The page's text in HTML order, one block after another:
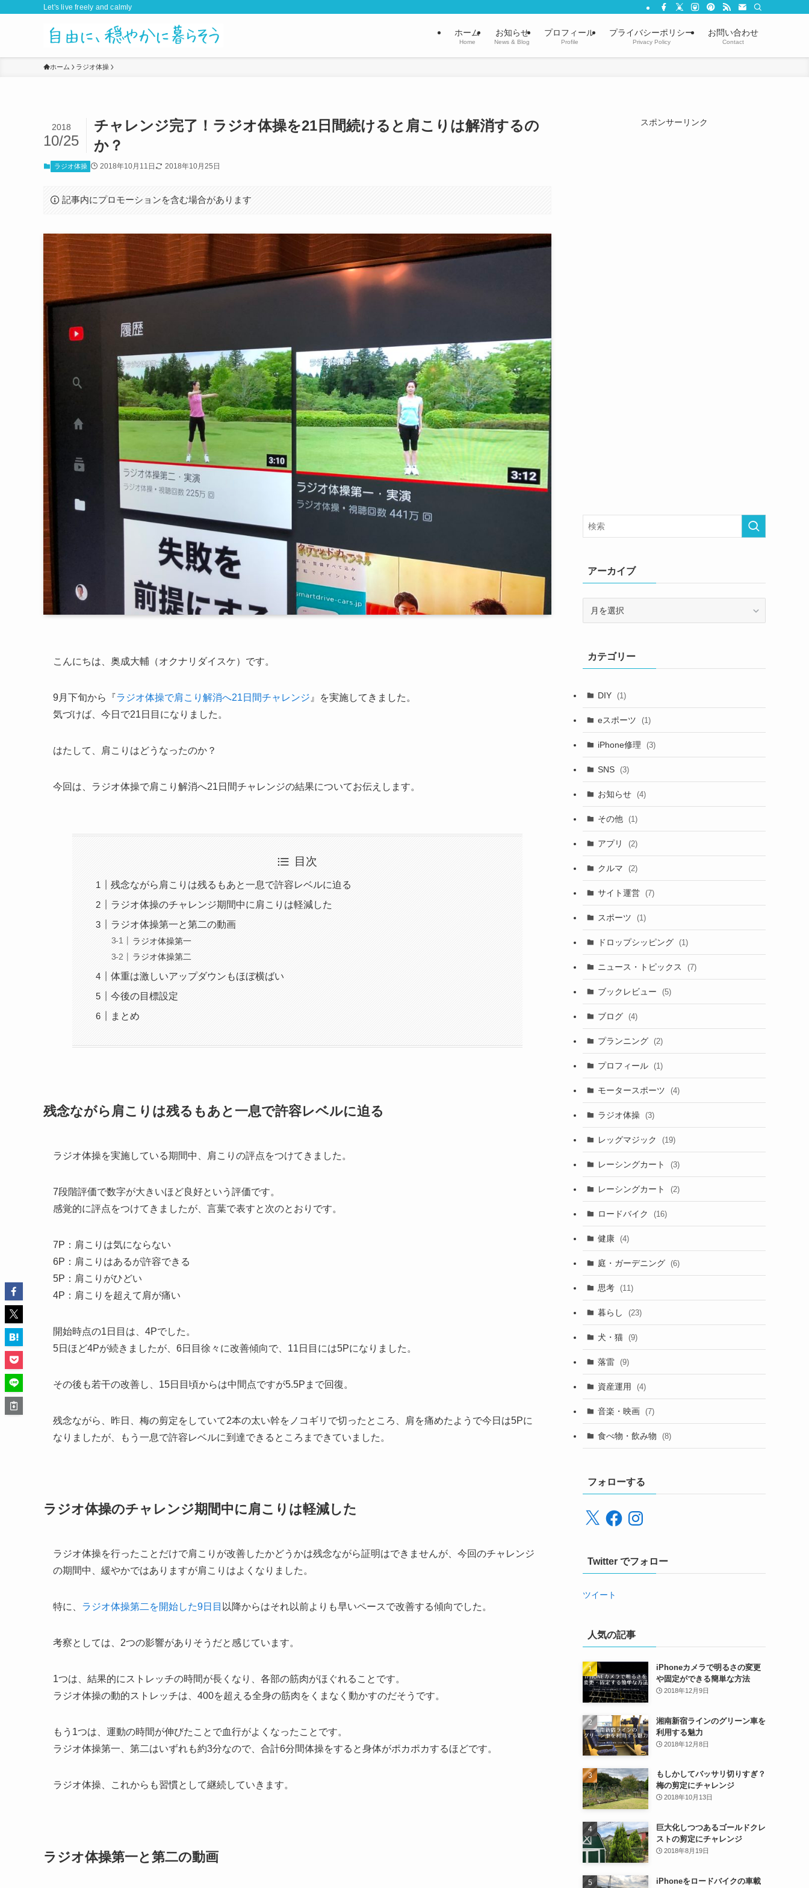
Let's live freely and calmly
ホーム
Home
お知らせ
News & Blog
プロフィール
Profile
プライバシーポリシー
Privacy Policy
お問い合わせ
Contact
ホーム ラジオ体操
チャレンジ完了！ラジオ体操を21日間続けると肩こりは解消するの
か？
2018
10/25
ラジオ体操 2018年10月11日 2018年10月25日
記事内にプロモーションを含む場合があります
こんにちは、奥成大輔（オクナリダイスケ）です。
9月下旬から『ラジオ体操で肩こり解消へ21日間チャレンジ 』を実施してきました。
気づけば、今日で21日目になりました。
はたして、肩こりはどうなったのか？
今回は、ラジオ体操で肩こり解消へ21日間チャレンジの結果についてお伝えします。
目次
残念ながら肩こりは残るもあと一息で許容レベルに迫る
ラジオ体操のチャレンジ期間中に肩こりは軽減した
ラジオ体操第一と第二の動画
ラジオ体操第一
ラジオ体操第二
体重は激しいアップダウンもほぼ横ばい
今後の目標設定
まとめ
残念ながら肩こりは残るもあと一息で許容レベルに迫る
ラジオ体操を実施している期間中、肩こりの評点をつけてきました。
7段階評価で数字が大きいほど良好という評価です。
感覚的に評点をつけてきましたが、言葉で表すと次のとおりです。
7P：肩こりは気にならない
6P：肩こりはあるが許容できる
5P：肩こりがひどい
4P：肩こりを超えて肩が痛い
開始時点の1日目は、4Pでした。
5日ほど4Pが続きましたが、6日目徐々に改善傾向で、11日目には5Pになりました。
その後も若干の改善し、15日目頃からは中間点ですが5.5Pまで回復。
残念ながら、昨日、梅の剪定をしていて2本の太い幹をノコギリで切ったところ、肩を痛めたようで今日は5Pに
なりましたが、もう一息で許容レベルに到達できるところまできていました。
ラジオ体操のチャレンジ期間中に肩こりは軽減した
ラジオ体操を行ったことだけで肩こりが改善したかどうかは残念ながら証明はできませんが、今回のチャレンジ
の期間中、緩やかではありますが肩こりはよくなりました。
特に、 ラジオ体操第二を開始した9日目 以降からはそれ以前よりも早いペースで改善する傾向でした。
考察としては、2つの影響がありそうだと感じています。
1つは、結果的にストレッチの時間が長くなり、各部の筋肉がほぐれることです。
ラジオ体操の動的ストレッチは、400を超える全身の筋肉をくまなく動かすのだそうです。
もう1つは、運動の時間が伸びたことで血行がよくなったことです。
ラジオ体操第一、第二はいずれも約3分なので、合計6分間体操をすると身体がポカポカするほどです。
ラジオ体操、これからも習慣として継続していきます。
ラジオ体操第一と第二の動画
スポンサーリンク
アーカイブ
ブカテゴリー
DIY (1)
eスポーツ (1)
iPhone修理 (3)
SNS (3)
お知らせ (4)
その他 (1)
アプリ (2)
クルマ (2)
サイト運営 (7)
スポーツ (1)
ドロップシッピング (1)
ニュース・トピックス (7)
ブックレビュー (5)
ブログ (4)
プランニング (2)
プロフィール (1)
モータースポーツ (4)
ラジオ体操 (3)
レッグマジック (19)
レーシングカート (3)
レーシングカート (2)
ロードバイク (16)
健康 (4)
庭・ガーデニング (6)
思考 (11)
暮らし (23)
犬・猫 (9)
落雷 (9)
資産運用 (4)
音楽・映画 (7)
食べ物・飲み物 (8)
フォローする
X FacebookInstagram
Twitter でフォロー
ツイート
人気の記事
iPhoneカメラで明るさの変更
や固定ができる簡単な方法
2018年12月9日
湘南新宿ラインのグリーン車を
利用する魅力
2018年12月8日
もしかしてバッサリ切りすぎ？
梅の剪定にチャレンジ
2018年10月13日
巨大化しつつあるゴールドクレ
ストの剪定にチャレンジ
2018年8月19日
iPhoneをロードバイクの車載